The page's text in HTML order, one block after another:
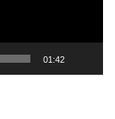
01:42